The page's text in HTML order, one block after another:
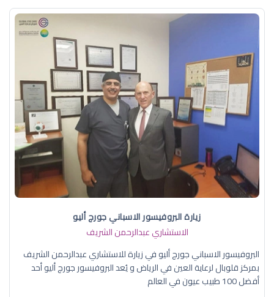
زيارة البروفيسور الاسباني جورج أليو
الاستشاري عبدالرحمن الشريف
البروفيسور الاسباني جورج أليو في زيارة للاستشاري عبدالرحمن الشريف
بمركز قلوبال لرعاية العين في الرياض و يُعد البروفيسور جورج أليو أحد
أفضل 100 طبيب عيون في العالم